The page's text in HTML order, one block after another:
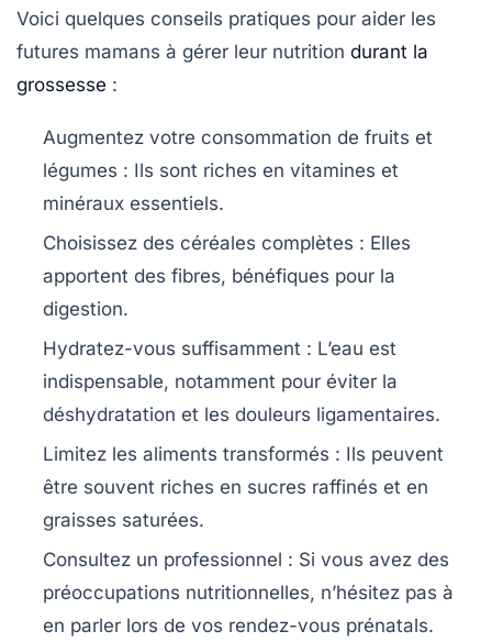
Voici quelques conseils pratiques pour aider les
futures mamans à gérer leur nutrition durant la
grossesse :
Augmentez votre consommation de fruits et
légumes : Ils sont riches en vitamines et
minéraux essentiels.
Choisissez des céréales complètes : Elles
apportent des fibres, bénéfiques pour la
digestion.
Hydratez-vous suffisamment : L’eau est
indispensable, notamment pour éviter la
déshydratation et les douleurs ligamentaires.
Limitez les aliments transformés : Ils peuvent
être souvent riches en sucres raffinés et en
graisses saturées.
Consultez un professionnel : Si vous avez des
préoccupations nutritionnelles, n’hésitez pas à
en parler lors de vos rendez-vous prénatals.